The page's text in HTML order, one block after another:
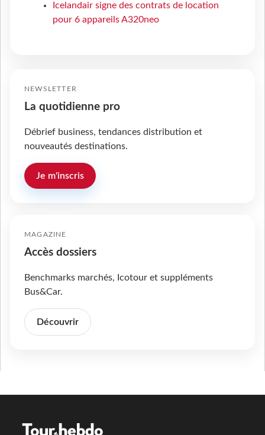
Icelandair signe des contrats de location
pour 6 appareils A320neo
NEWSLETTER
La quotidienne pro
Débrief business, tendances distribution et
nouveautés destinations.
Je m'inscris
MAGAZINE
Accès dossiers
Benchmarks marchés, Icotour et suppléments
Bus&Car.
Découvrir